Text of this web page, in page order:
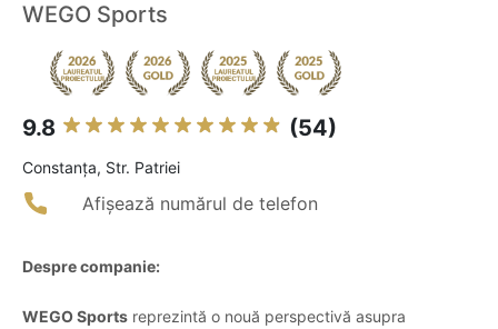
WEGO Sports
9.8 (54)
Constanţa, Str. Patriei
Afișează numărul de telefon
Despre companie:
WEGO Sports reprezintă o nouă perspectivă asupra